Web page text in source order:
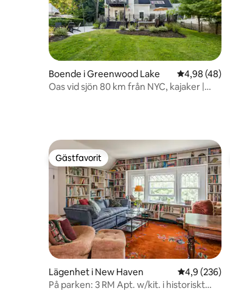
Boende i Greenwood Lake 4,98 av 5 i
4,98 (48)
Oas vid sjön 80 km från NYC, kajaker |
Gästfavorit
Gästfavorit
Lägenhet i New Haven 4,9 av 5 i
4,9 (236)
På parken: 3 RM Apt. w/kit. i historiskt